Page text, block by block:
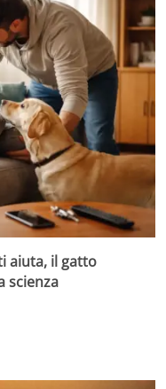
aiuta, il gatto
scienza